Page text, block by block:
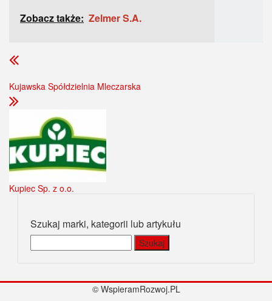
Zobacz także: Zelmer S.A.
Kujawska Spółdzielnia Mleczarska
Kupiec Sp. z o.o.
Szukaj marki, kategorii lub artykułu
© WspieramRozwoj.PL